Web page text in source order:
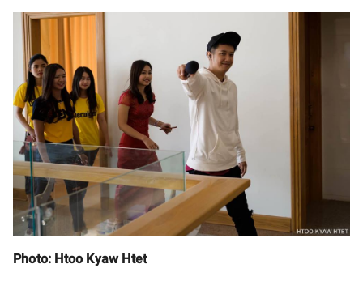
Photo: Htoo Kyaw Htet